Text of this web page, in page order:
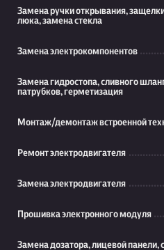
Замена ручки открывания,
люка, замена стекла
Замена электрокомпонентов
Замена гидростопа, сливного
патрубков, герметизация
Монтаж/демонтаж встроенной
Ремонт электродвигателя
Замена электродвигателя
Прошивка электронного модуля
Замена дозатора, лицевой панели,